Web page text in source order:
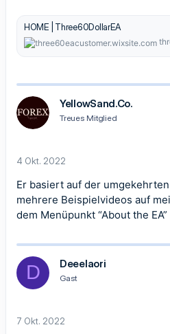
HOME | Three60DollarEA
YellowSand.Co.
Treues Mitglied
4 Okt. 2022
Er basiert auf der
mehrere Beispielvideos auf
dem Menüpunkt “About the EA”
D Deeelaori
Gast
7 Okt. 2022